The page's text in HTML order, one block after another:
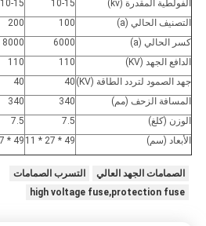
الفولطية المقدرة (kv)
10-15
10-15
التصنيف الحالي (a)
100
200
كسر الحالي (a)
6000
8000
الدافع الجهد (KV)
110
110
جهد الصمود لتردد الطاقة (KV)
40
40
المسافة الزحف (مم)
340
340
الوزن (كلغ)
7.5
7.5
الأبعاد (سم)
49 * 27 * 11
49 * 27 * 11
الصمامات الجهد العالي
التسرب الصمامات
high voltage fuse,protection fuse